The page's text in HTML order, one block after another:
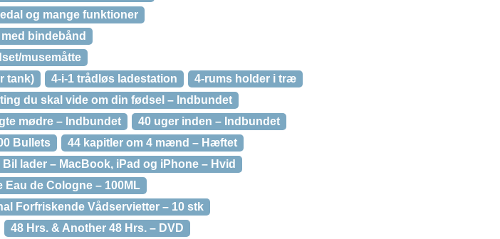
og mange funktioner
bindebånd
musemåtte
tank)
4-i-1 trådløs ladestation
4-rums holder i træ
du skal vide om din fødsel – Indbundet
mødre – Indbundet
40 uger inden – Indbundet
Bullets
44 kapitler om 4 mænd – Hæftet
Bil lader – MacBook, iPad og iPhone – Hvid
Eau de Cologne – 100ML
Forfriskende Vådservietter – 10 stk
48 Hrs. & Another 48 Hrs. – DVD